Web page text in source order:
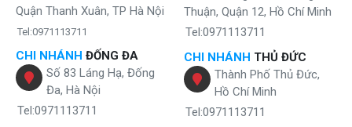
thước lớn hơn 5 micron.
Lõi OCB-GAC
đây chính là lõi than hoạt tính hấp thụ các chất
Lõi PP 1 micronđể loại bỏ chất rắn, bụi mịn có kích thước
hơn 1 micron .
Màng lọc RO Aqualast
trái tim của máy karofi k9iq, khi nước
đi qua màng này là đa số không còn độc hại có trong thành
Quận Thanh Xuân, TP Hà Nội
Tel:0971113711
CHI NHÁNH ĐỐNG ĐA
Số 83 Láng Hạ, Đống
Đa, Hà Nội
Tel:0971113711
Thuận, Quận 12, Hồ Chí Minh
Tel:0971113711
CHI NHÁNH THỦ ĐỨC
Thành Phố Thủ Đức,
Hồ Chí Minh
Tel:0971113711